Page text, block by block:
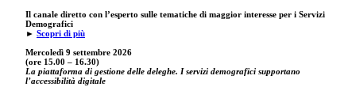
Il canale diretto con l’esperto sulle tematiche di maggior interesse per i Servizi
Demografici
► Scopri di più
Mercoledì 9 settembre 2026
(ore 15.00 – 16.30)
La piattaforma di gestione delle deleghe. I servizi demografici supportano
l’accessibilità digitale